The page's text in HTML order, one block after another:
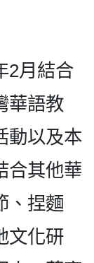
2月結合
華語教
動以及本
合其他華
、捏麵
文化研